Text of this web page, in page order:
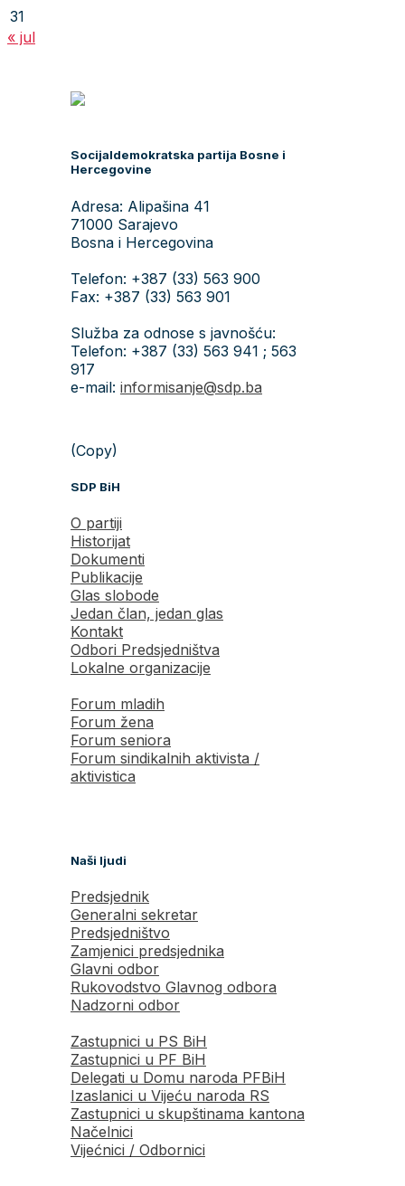
31
« jul
Socijaldemokratska partija Bosne i
Hercegovine
Adresa: Alipašina 41
71000 Sarajevo
Bosna i Hercegovina
Telefon: +387 (33) 563 900
Fax: +387 (33) 563 901
Služba za odnose s javnošću:
Telefon: +387 (33) 563 941 ; 563
917
e-mail: informisanje@sdp.ba
(Copy)
SDP BiH
O partiji
Historijat
Dokumenti
Publikacije
Glas slobode
Jedan član, jedan glas
Kontakt
Odbori Predsjedništva
Lokalne organizacije
Forum mladih
Forum žena
Forum seniora
Forum sindikalnih aktivista /
aktivistica
Naši ljudi
Predsjednik
Generalni sekretar
Predsjedništvo
Zamjenici predsjednika
Glavni odbor
Rukovodstvo Glavnog odbora
Nadzorni odbor
Zastupnici u PS BiH
Zastupnici u PF BiH
Delegati u Domu naroda PFBiH
Izaslanici u Vijeću naroda RS
Zastupnici u skupštinama kantona
Načelnici
Vijećnici / Odbornici